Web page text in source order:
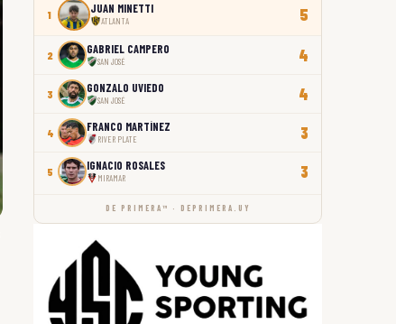
1 JUAN MINETTI
ATLANTA 5
2 GABRIEL CAMPERO
SAN JOSÉ 4
3 GONZALO UVIEDO
SAN JOSÉ 4
4 FRANCO MARTÍNEZ
RIVER PLATE 3
5 IGNACIO ROSALES
MIRAMAR 3
DE PRIMERA™ · DEPRIMERA.UY